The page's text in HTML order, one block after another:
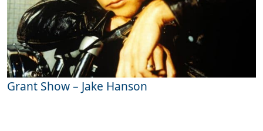
Grant Show – Jake Hanson